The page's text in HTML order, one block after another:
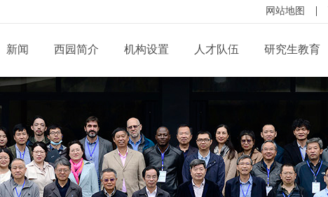
网站地图
新闻 西园简介
导
员会
识
机构设置
管理系统
支撑系统
人才队伍
实验系列 其他系列
青促会小组 博士后流动站
人才招聘
研究生教育
招生信息
学位学科 导师队伍
学生工作 服务指南
党建动态 组织结构
廉政建设
党务公开 文化建设
党建专题 学习资源
信息公开规定
信息公开目录
依申请公开
联系方式